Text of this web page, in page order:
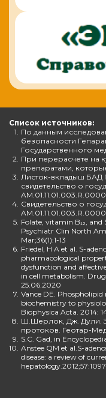
Список источников:
1. По данным
безопасности
Государственного
2. При перерасчете на
препаратами,
3. Листок-вкладыш БАД
свидетельство о
4. Свидетельство о
5. Folate, vitamin B₁₂,
Psychiatr Clin North
Mar;36(1):1-13
6. Friedel, H A et al. S-
pharmacological
dysfunction and
in cell metabolism.
25.06.2020
7. Vance DE.
biochemistry to
Biophysica Acta. 2014:
8. Ш.Шерлок, Дж. Дули.
протоков. Геотар-
9. S.C. Gad, in
10. Anstee QM et al.S-
disease: a review of